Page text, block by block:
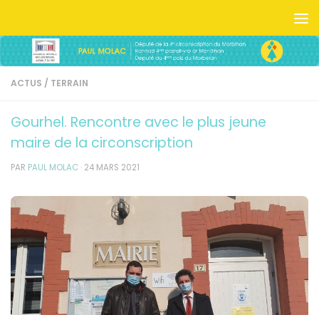
ACTUS / TERRAIN
Gourhel. Rencontre avec le plus jeune
maire de la circonscription
PAR PAUL MOLAC · 24 MARS 2021